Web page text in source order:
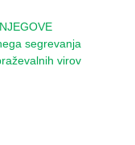
segrevanja
virov